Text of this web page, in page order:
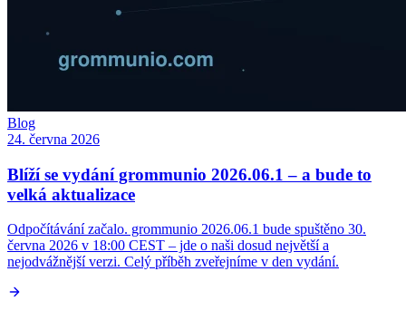
Blog
24. června 2026
Blíží se vydání grommunio 2026.06.1 – a bude to
velká aktualizace
Odpočítávání začalo. grommunio 2026.06.1 bude spuštěno 30.
června 2026 v 18:00 CEST – jde o naši dosud největší a
nejodvážnější verzi. Celý příběh zveřejníme v den vydání.